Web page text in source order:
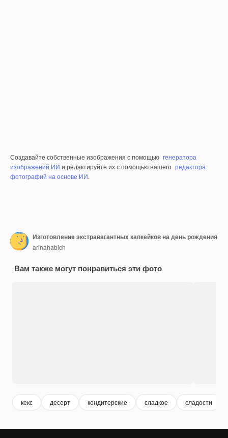
Создавайте собственные изображения с помощью генератора
изображений ИИ и редактируйте их с помощью нашего редактора
фотографий на основе ИИ.
Изготовление экстравагантных капкейков на день рождения
arinahabich
Вам также могут понравиться эти фото
кекс десерт кондитерские сладкое сладости